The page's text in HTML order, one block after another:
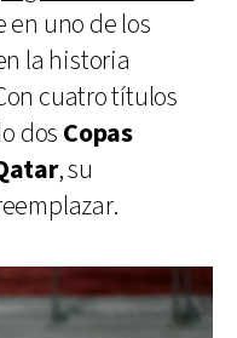
en uno de los
la historia
cuatro títulos
dos Copas
, su